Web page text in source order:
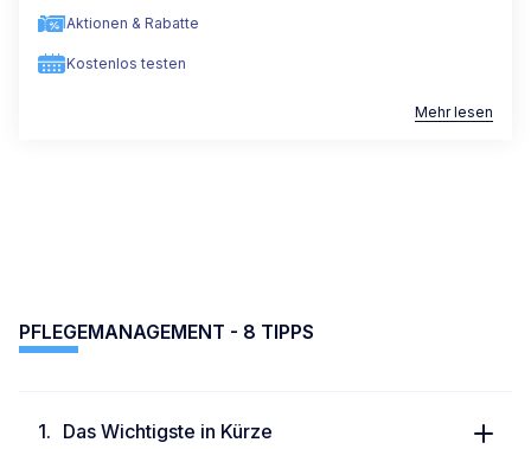
Aktionen & Rabatte
Kostenlos testen
Mehr lesen
PFLEGEMANAGEMENT - 8 TIPPS
Das Wichtigste in Kürze